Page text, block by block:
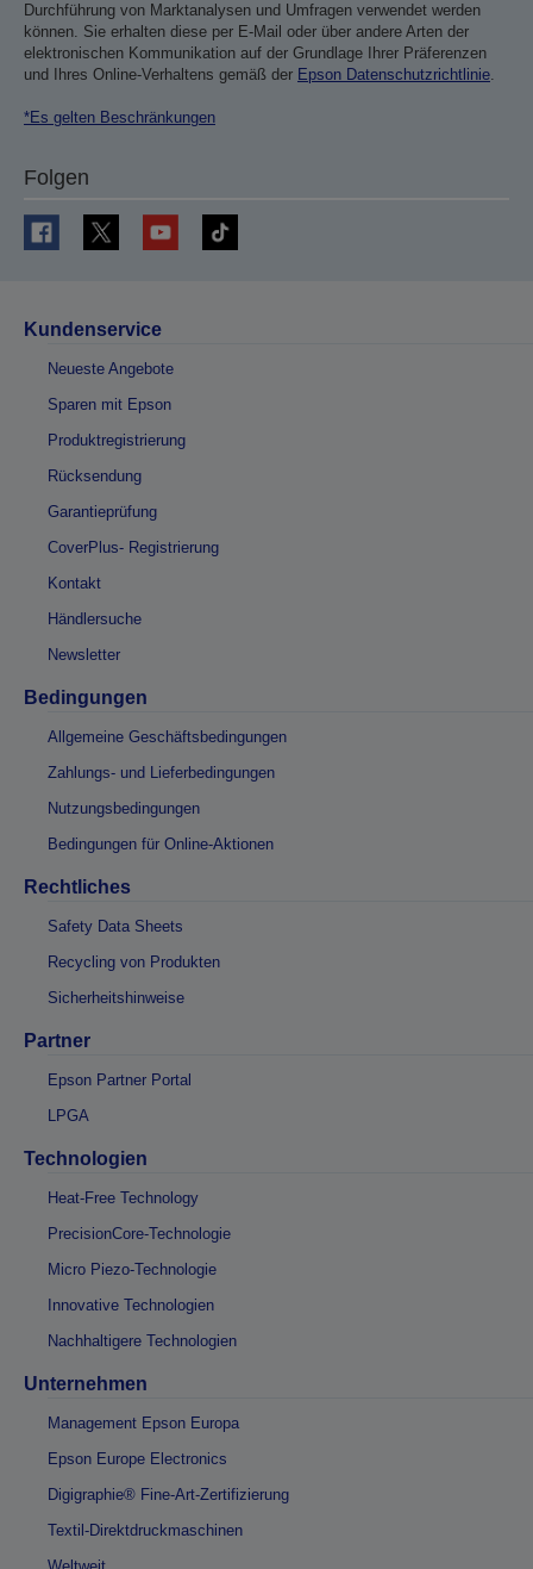
Durchführung von Marktanalysen und Umfragen verwendet werden
können. Sie erhalten diese per E-Mail oder über andere Arten der
elektronischen Kommunikation auf der Grundlage Ihrer Präferenzen
und Ihres Online-Verhaltens gemäß der Epson Datenschutzrichtlinie.
*Es gelten Beschränkungen
Folgen
Kundenservice
Neueste Angebote
Sparen mit Epson
Produktregistrierung
Rücksendung
Garantieprüfung
CoverPlus- Registrierung
Kontakt
Händlersuche
Newsletter
Bedingungen
Allgemeine Geschäftsbedingungen
Zahlungs- und Lieferbedingungen
Nutzungsbedingungen
Bedingungen für Online-Aktionen
Rechtliches
Safety Data Sheets
Recycling von Produkten
Sicherheitshinweise
Partner
Epson Partner Portal
LPGA
Technologien
Heat-Free Technology
PrecisionCore-Technologie
Micro Piezo-Technologie
Innovative Technologien
Nachhaltigere Technologien
Unternehmen
Management Epson Europa
Epson Europe Electronics
Digigraphie® Fine-Art-Zertifizierung
Textil-Direktdruckmaschinen